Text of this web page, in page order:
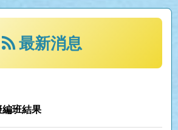
最新消息
編班結果